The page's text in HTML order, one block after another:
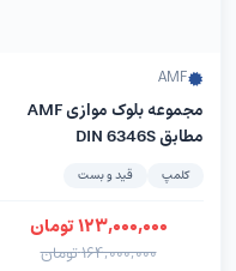
AMF
مجموعه بلوک موازی AMF
مطابق DIN 6346S
کلمپ قید و بست
۱۲۳,۰۰۰,۰۰۰تومان
۱۶۴,۰۰۰,۰۰۰تومان